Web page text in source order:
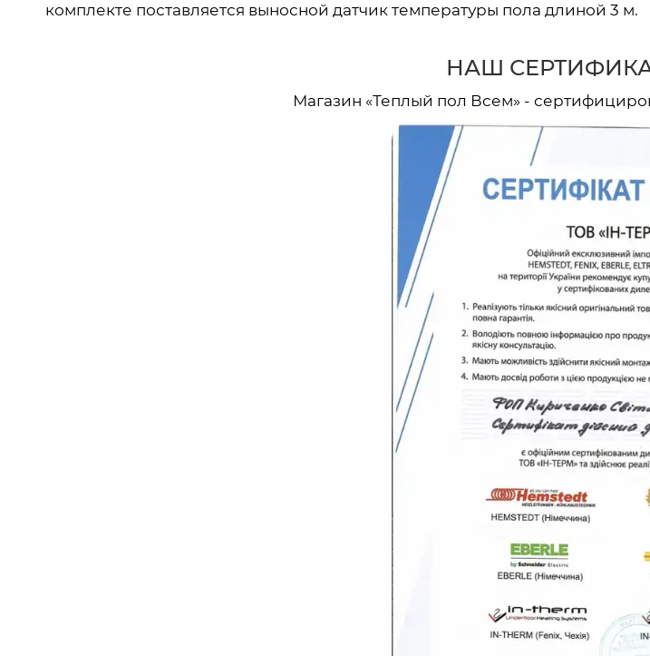
комплекте поставляется выносной датчик температуры пола длиной 3 м.
НАШ
Магазин «Теплый пол Всем» -